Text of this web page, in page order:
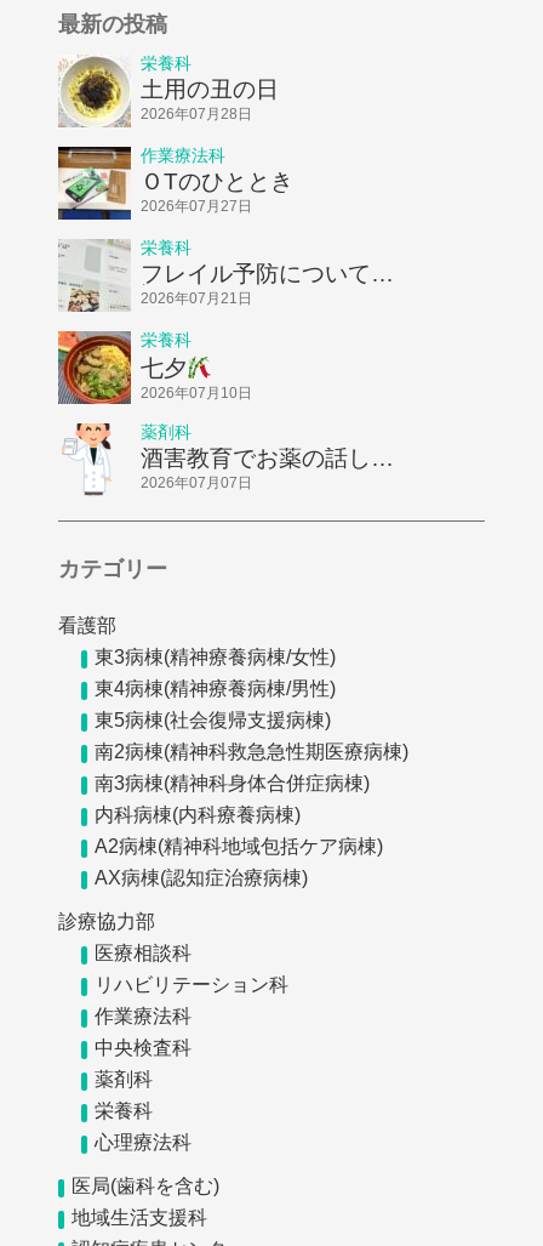
最新の投稿
栄養科
土用の丑の日
2026年07月28日
作業療法科
ＯTのひととき
2026年07月27日
栄養科
フレイル予防についてお
話ししました！
2026年07月21日
栄養科
七夕
2026年07月10日
薬剤科
酒害教育でお薬の話しを
してきました
2026年07月07日
カテゴリー
看護部
東3病棟(精神療養病棟/女性)
東4病棟(精神療養病棟/男性)
東5病棟(社会復帰支援病棟)
南2病棟(精神科救急急性期医療病棟)
南3病棟(精神科身体合併症病棟)
内科病棟(内科療養病棟)
A2病棟(精神科地域包括ケア病棟)
AX病棟(認知症治療病棟)
診療協力部
医療相談科
リハビリテーション科
作業療法科
中央検査科
薬剤科
栄養科
心理療法科
医局(歯科を含む)
地域生活支援科